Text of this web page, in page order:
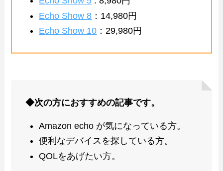
Echo Show 8 ：14,980円
Echo Show 10 ：29,980円
◆次の方におすすめの記事です。
Amazon echo が気になっている方。
便利なデバイスを探している方。
QOLをあげたい方。